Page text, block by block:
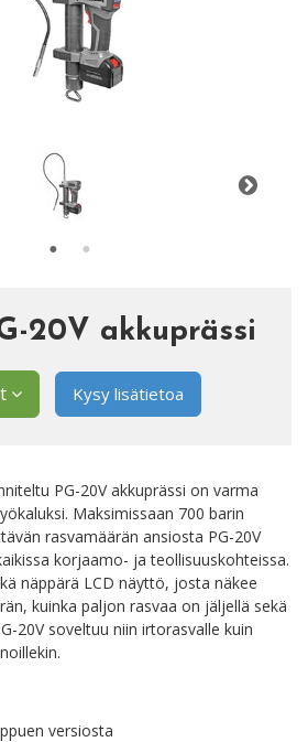
20V akkuprässi
Kysy lisätietoa
PG-20V akkuprässi on varma
Maksimissaan 700 barin
rasvamäärän ansiosta PG-20V
korjaamo- ja teollisuuskohteissa.
näppärä LCD näyttö, josta näkee
kuinka paljon rasvaa on jäljellä sekä
20V soveltuu niin irtorasvalle kuin
versiosta